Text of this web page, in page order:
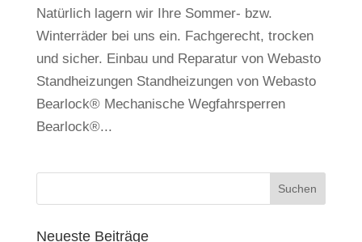
Natürlich lagern wir Ihre Sommer- bzw.
Winterräder bei uns ein. Fachgerecht, trocken
und sicher. Einbau und Reparatur von Webasto
Standheizungen Standheizungen von Webasto
Bearlock® Mechanische Wegfahrsperren
Bearlock®...
Neueste Beiträge